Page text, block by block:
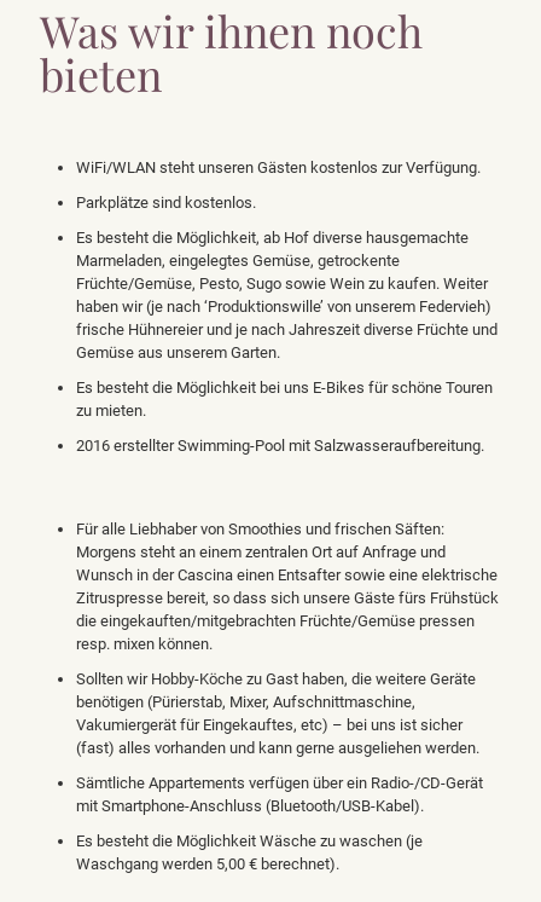
Was wir ihnen noch
bieten
WiFi/WLAN steht unseren Gästen kostenlos zur Verfügung.
Parkplätze sind kostenlos.
Es besteht die Möglichkeit, ab Hof diverse hausgemachte
Marmeladen, eingelegtes Gemüse, getrockente
Früchte/Gemüse, Pesto, Sugo sowie Wein zu kaufen. Weiter
haben wir (je nach ‘Produktionswille’ von unserem Federvieh)
frische Hühnereier und je nach Jahreszeit diverse Früchte und
Gemüse aus unserem Garten.
Es besteht die Möglichkeit bei uns E-Bikes für schöne Touren
zu mieten.
2016 erstellter Swimming-Pool mit Salzwasseraufbereitung.
Für alle Liebhaber von Smoothies und frischen Säften:
Morgens steht an einem zentralen Ort auf Anfrage und
Wunsch in der Cascina einen Entsafter sowie eine elektrische
Zitruspresse bereit, so dass sich unsere Gäste fürs Frühstück
die eingekauften/mitgebrachten Früchte/Gemüse pressen
resp. mixen können.
Sollten wir Hobby-Köche zu Gast haben, die weitere Geräte
benötigen (Pürierstab, Mixer, Aufschnittmaschine,
Vakumiergerät für Eingekauftes, etc) – bei uns ist sicher
(fast) alles vorhanden und kann gerne ausgeliehen werden.
Sämtliche Appartements verfügen über ein Radio-/CD-Gerät
mit Smartphone-Anschluss (Bluetooth/USB-Kabel).
Es besteht die Möglichkeit Wäsche zu waschen (je
Waschgang werden 5,00 € berechnet).